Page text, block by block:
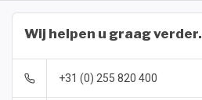
Wij helpen u graag verder.
+31 (0) 255 820 400